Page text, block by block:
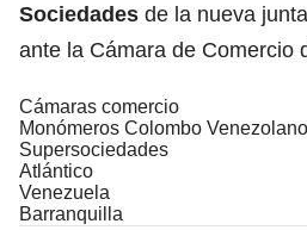
Sociedades de la nueva
ante la Cámara de Comercio
Cámaras comercio
Monómeros Colombo
Supersociedades
Atlántico
Venezuela
Barranquilla